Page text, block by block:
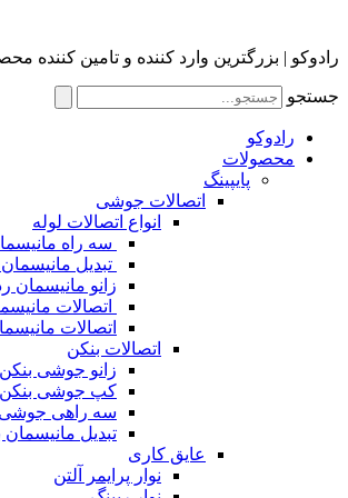
رادوکو | بزرگترین وارد کننده و تامین کننده
جستجو
رادوکو
محصولات
پایپینگ
اتصالات جوشی
انواع اتصالات لوله
سه راه
تبدیل مانیسمان
زانو مانیسمان رده
اتصالات
اتصالات
اتصالات بنکن
زانو جوشی بنکن
کپ جوشی بنکن
سه راهی جوشی
تبدیل مانیسمان
عایق کاری
نوار پرایمر آلتن